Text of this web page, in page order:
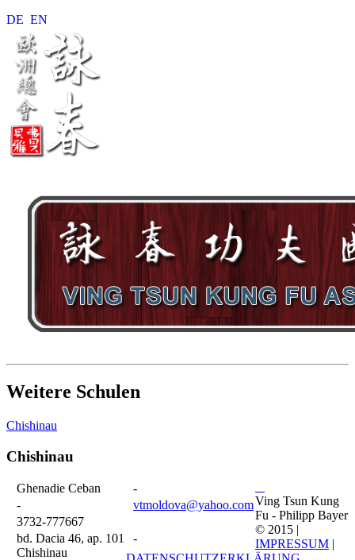
DE EN
Weitere Schulen
Chishinau
Chishinau
Ghenadie Ceban
-
3732-777667
bd. Dacia 46, ap. 101
Chishinau
-
vtmoldova@yahoo.com
-
Ving Tsun Kung
Fu - Philipp Bayer
© 2015 |
IMPRESSUM |